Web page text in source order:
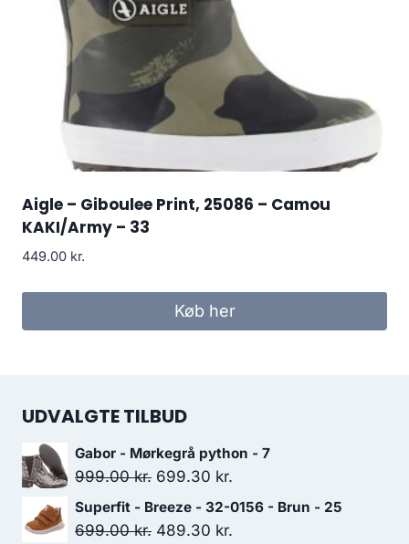
Aigle – Giboulee Print, 25086 – Camou
KAKI/Army – 33
449.00 kr.
Køb her
UDVALGTE TILBUD
Gabor - Mørkegrå python - 7
999.00kr. Den
oprindelige
pris
699.30 kr.
aktuelle
Superfit - Breeze - 32-0156 - Brun - 25
699.00kr. Den
489.30 kr.